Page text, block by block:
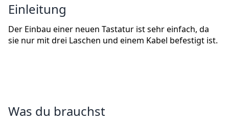
Einleitung
Der Einbau einer neuen Tastatur ist sehr einfach, da
sie nur mit drei Laschen und einem Kabel befestigt ist.
Was du brauchst